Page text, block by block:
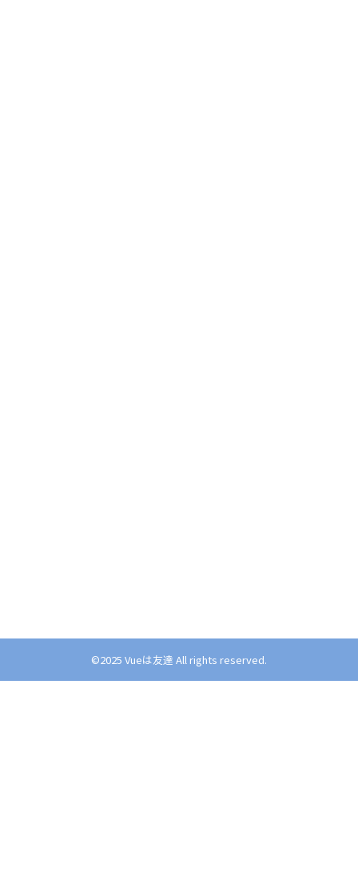
©︎2025 Vueは友達 All rights reserved.